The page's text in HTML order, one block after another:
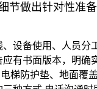
做出针对性准
设备使用、人员
有书面版本，明
梯防护垫、地面